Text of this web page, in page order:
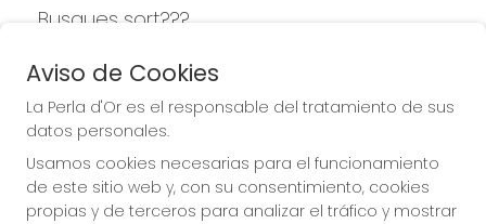
Busques sort???
LA PERLA D'OR
LA PERLA D'OR
¿Quiénes somos?
Aviso de Cookies
La Perla d'Or es el responsable del tratamiento de sus
datos personales.
Usamos cookies necesarias para el funcionamiento
de este sitio web y, con su consentimiento, cookies
propias y de terceros para analizar el tráfico y mostrar